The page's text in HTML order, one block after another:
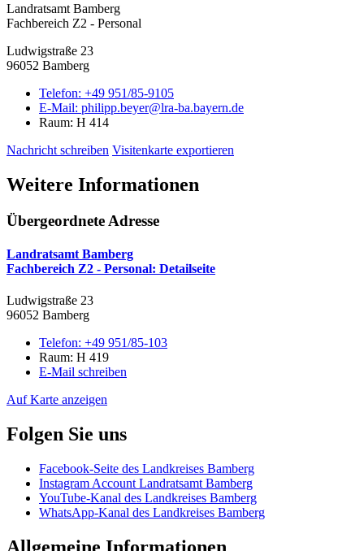
Landratsamt Bamberg
Fachbereich Z2 - Personal
Ludwigstraße 23
96052 Bamberg
Telefon: +49 951/85-9105
E-Mail: philipp.beyer@lra-ba.bayern.de
Raum: H 414
Nachricht schreiben Visitenkarte exportieren
Weitere Informationen
Übergeordnete Adresse
Landratsamt Bamberg
Fachbereich Z2 - Personal: Detailseite
Ludwigstraße 23
96052 Bamberg
Telefon: +49 951/85-103
Raum: H 419
E-Mail schreiben
Auf Karte anzeigen
Folgen Sie uns
Facebook-Seite des Landkreises Bamberg
Instagram Account Landratsamt Bamberg
YouTube-Kanal des Landkreises Bamberg
WhatsApp-Kanal des Landkreises Bamberg
Allgemeine Informationen